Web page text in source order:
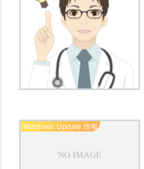
Windows Update 情報